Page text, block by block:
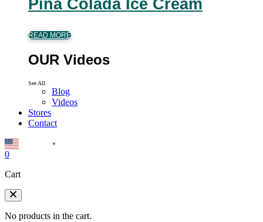
Piña Colada Ice Cream
READ MORE
OUR Videos
See All
Blog
Videos
Stores
Contact
▼
0
Cart
No products in the cart.